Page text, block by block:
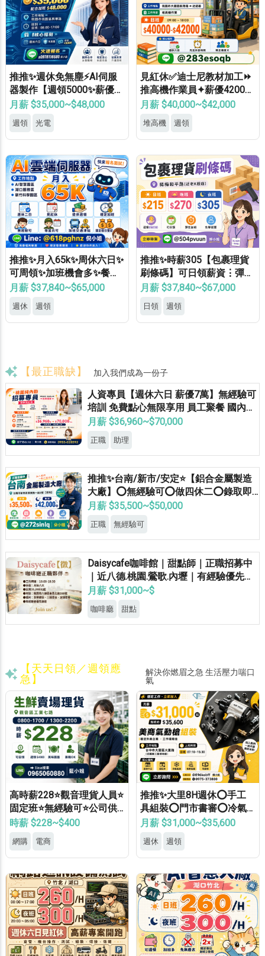
推推✨週休免無塵⚡AI伺服
器製作【週領5000✨薪優4
8000】免學經歷✔免健檢✔
月薪 $35,000~$48,000
週領 光電
見紅休✅迪士尼教材加工⏩
推高機作業員✦薪優42000
⚡冷氣廠房✦轉正機會大
月薪 $40,000~$42,000
堆高機 週領
推推✨月入65k✨周休六日✨
可周領✨加班機會多✨餐費
補助✨免費機車位✨無經驗
月薪 $37,840~$65,000
週休 週領
推推✨時薪305【包裹理貨
刷條碼】可日領薪資⋮彈性
加班⋮免健檢⋮免無塵⋮免
月薪 $37,840~$67,000
日領 週領
【最正職缺】 加入我們成為一份子
人資專員【週休六日 薪優7萬】無經驗可
培訓 免費點心無限享用 員工聚餐 國內外
員旅 獎金無上限
月薪 $36,960~$70,000
正職 助理
推推✨台南/新市/安定⭐【鋁合金屬製造
大廠】⭕無經驗可⭕做四休二⭕錄取即
正職
月薪 $35,500~$50,000
正職 無經驗可
Daisycafe咖啡館｜甜點師｜正職招募中
｜近八德.桃園.鶯歌.內壢｜有經驗優先錄
取
月薪 $31,000~$
咖啡廳 甜點
【天天日領／週領應
急】
解決你燃眉之急 生活壓力喘口
氣
高時薪228⭐觀音理貨人員⭐
固定班⭐無經驗可⭐公司供
餐⭐錄取率高
時薪 $228~$400
網購 電商
推推✨大里8H週休⭕手工
具組裝⭕門市書審⭕冷氣
廠⭕可週領⭕見紅休✅
月薪 $31,000~$35,600
週休 週領